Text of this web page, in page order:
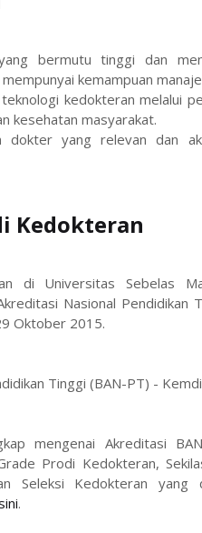
bermutu tinggi dan
kemampuan
kedokteran melalui
kesehatan masyarakat.
dokter yang relevan dan
Kedokteran
di Universitas Sebelas
Nasional Pendidikan
Oktober 2015.
Tinggi (BAN-PT) -
mengenai Akreditasi
Prodi Kedokteran,
Seleksi Kedokteran yang
.